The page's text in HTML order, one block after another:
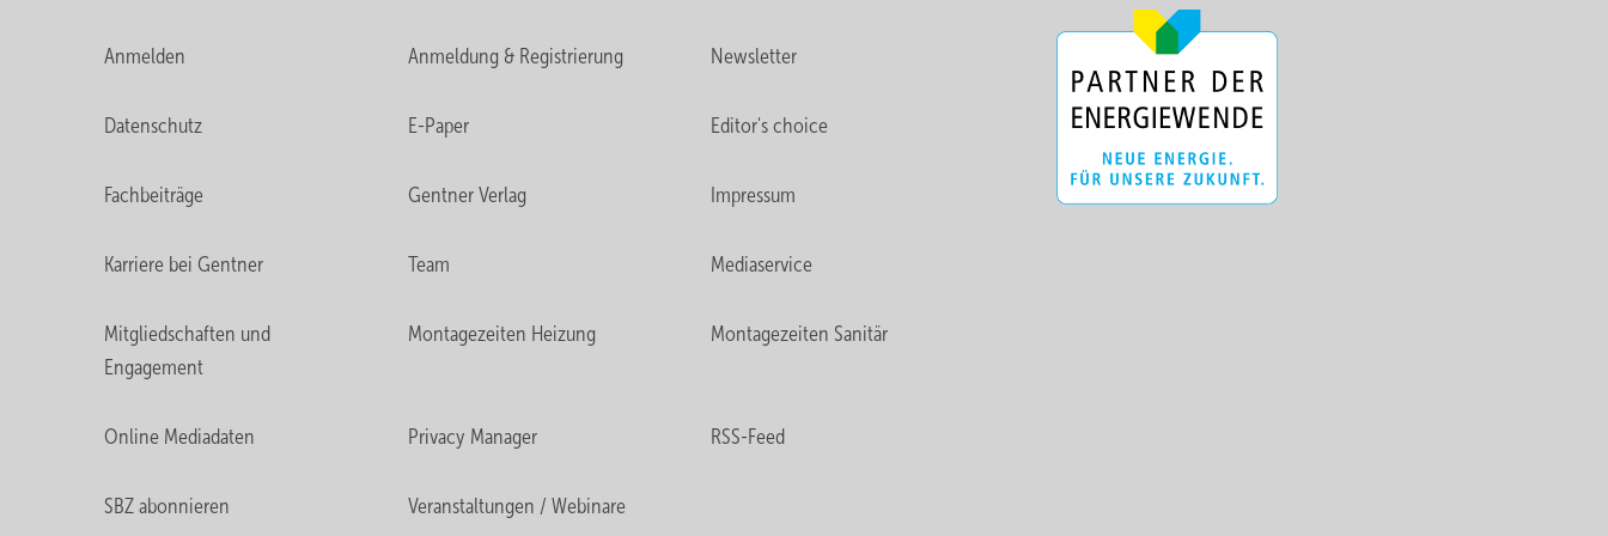
Anmelden Anmeldung & Registrierung Newsletter
Datenschutz E-Paper Editor's choice
Fachbeiträge Gentner Verlag Impressum
Karriere bei Gentner Team Mediaservice
Mitgliedschaften und
Engagement
Montagezeiten Heizung Montagezeiten Sanitär
Online Mediadaten Privacy Manager RSS-Feed
SBZ abonnieren Veranstaltungen / Webinare